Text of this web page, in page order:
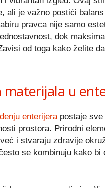
ali je važno postići
pravca nije samo
dok
od toga kako želite
materijala u
enterijerapostaje sve
prostora. Prirodni
i stvaraju zdravije
se kombinuju kako bi